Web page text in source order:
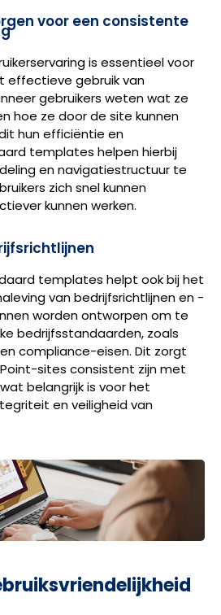
voor een consistente
is essentieel voor
gebruik van
gebruikers weten wat ze
hoe ze door de site kunnen
hun efficiëntie en
templates helpen hierbij
en navigatiestructuur te
zich snel kunnen
kunnen werken.
templates helpt ook bij het
van bedrijfsrichtlijnen en -
worden ontworpen om te
bedrijfsstandaarden, zoals
compliance-eisen. Dit zorgt
sites consistent zijn met
belangrijk is voor het
en veiligheid van